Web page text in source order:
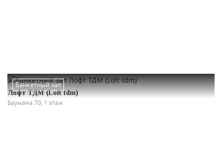
Банкетный зал
Лофт ТДМ (Loft tdm)
Баумана 70, 1 этаж